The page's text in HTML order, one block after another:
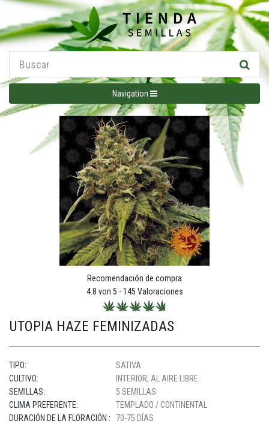
Navigation
Recomendación de compra
4.8 von 5 -145 Valoraciones
UTOPIA HAZE FEMINIZADAS
TIPO:
SATIVA
CULTIVO:
INTERIOR, AL AIRE LIBRE
SEMILLAS:
5 SEMILLAS
CLIMA PREFERENTE:
TEMPLADO / CONTINENTAL
DURACIÓN DE LA FLORACIÓN :
70-75 DÍAS